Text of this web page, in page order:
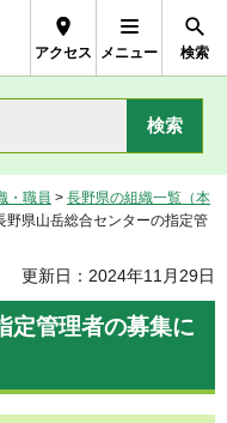
アクセス メニュー 検索
・職員 > 長野県の組織一覧（本
野県山岳総合センターの指定管
更新日：2024年11月29日
定管理者の募集に